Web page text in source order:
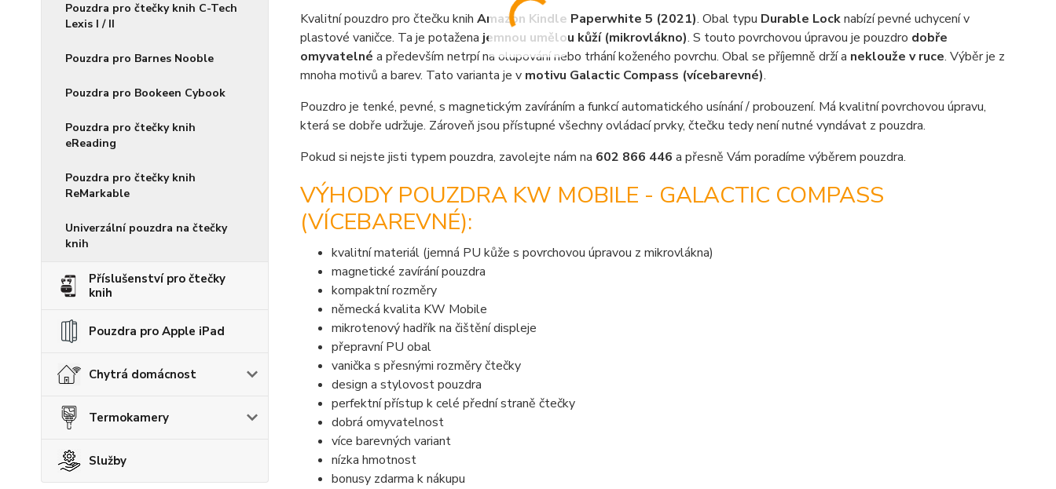
Pouzdra pro čtečky knih C-Tech
Lexis I / II
Pouzdra pro Barnes Nooble
Pouzdra pro Bookeen Cybook
Pouzdra pro čtečky knih
eReading
Pouzdra pro čtečky knih
ReMarkable
Univerzální pouzdra na čtečky
knih
Příslušenství pro čtečky
knih
Pouzdra pro Apple iPad
Chytrá domácnost
Termokamery
Služby
Kvalitní pouzdro pro čtečku knih Amazon Kindle Paperwhite 5 (2021). Obal typu Durable Locknabízí pevné uchycení v
plastové vaničce. Ta je potažena jemnou umělou kůží (mikrovlákno). S touto povrchovou úpravou je pouzdro dobře
omyvatelné a především netrpí na olupování nebo trhání koženého povrchu. Obal se příjemně drží a neklouže v ruce. Výběr je z
mnoha motivů a barev. Tato varianta je v motivu Galactic Compass (vícebarevné).
Pouzdro je tenké, pevné, s magnetickým zavíráním a funkcí automatického usínání / probouzení. Má kvalitní povrchovou úpravu,
která se dobře udržuje. Zároveň jsou přístupné všechny ovládací prvky, čtečku tedy není nutné vyndávat z pouzdra.
Pokud si nejste jisti typem pouzdra, zavolejte nám na 602 866 446 a přesně Vám poradíme výběrem pouzdra.
VÝHODY POUZDRA KW MOBILE - GALACTIC COMPASS
(VÍCEBAREVNÉ):
kvalitní materiál (jemná PU kůže s povrchovou úpravou z mikrovlákna)
magnetické zavírání pouzdra
kompaktní rozměry
německá kvalita KW Mobile
mikrotenový hadřík na čištění displeje
přepravní PU obal
vanička s přesnými rozměry čtečky
design a stylovost pouzdra
perfektní přístup k celé přední straně čtečky
dobrá omyvatelnost
více barevných variant
nízka hmotnost
bonusy zdarma k nákupu